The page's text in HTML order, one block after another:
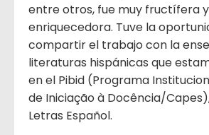
entre otros, fue muy fructífera y
enriquecedora. Tuve la
compartir el trabajo con la
literaturas hispánicas que
en el Pibid (Programa
de Iniciação à Docência/
Letras Español.